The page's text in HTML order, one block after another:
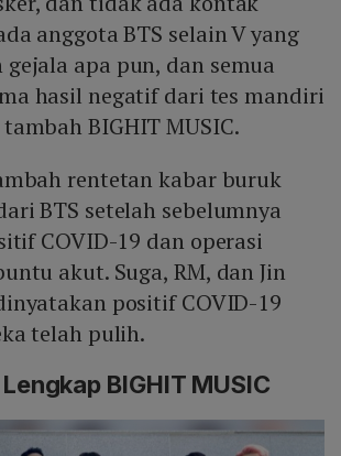
anggota BTS selain V yang
apa pun, dan semua
hasil negatif dari tes mandiri
BIGHIT MUSIC.
rentetan kabar buruk
BTS setelah sebelumnya
COVID-19 dan operasi
akut. Suga, RM, dan Jin
positif COVID-19
telah pulih.
BIGHIT MUSIC